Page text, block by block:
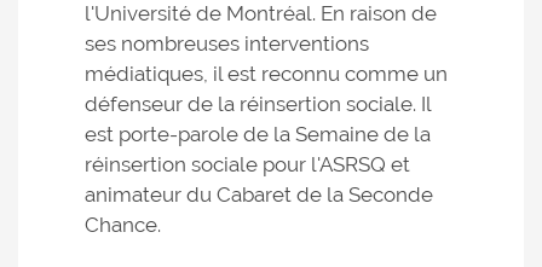
l'Université de Montréal. En raison de
ses nombreuses interventions
médiatiques, il est reconnu comme un
défenseur de la réinsertion sociale. Il
est porte-parole de la Semaine de la
réinsertion sociale pour l'ASRSQ et
animateur du Cabaret de la Seconde
Chance.